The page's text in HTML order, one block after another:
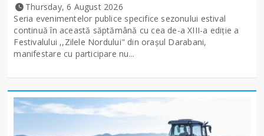
Thursday, 6 August 2026
Seria evenimentelor publice specifice sezonului estival
continuă în această săptămână cu cea de-a XIII-a ediție a
Festivalului ,,Zilele Nordului" din orașul Darabani,
manifestare cu participare nu...